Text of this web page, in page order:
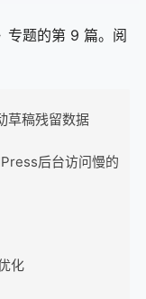
专题的第 9 篇。阅
草稿残留数据
后台访问慢的
化